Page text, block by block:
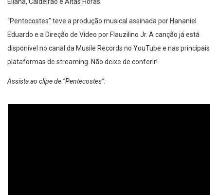
Eliana, Caldeirão e Altas Horas.
“Pentecostes” teve a produção musical assinada por Hananiel
Eduardo e a Direção de Vídeo por Flauzilino Jr. A canção já está
disponível no canal da Musile Records no YouTube e nas principais
plataformas de streaming. Não deixe de conferir!
Assista ao clipe de “Pentecostes”: